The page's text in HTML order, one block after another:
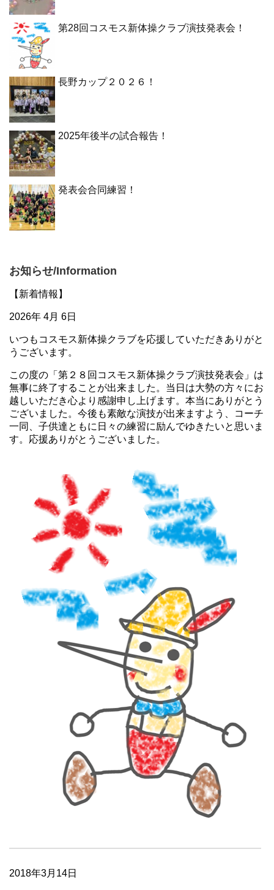
第28回コスモス新体操クラブ演技発表会！
長野カップ２０２６！
2025年後半の試合報告！
発表会合同練習！
お知らせ/Information
【新着情報】
2026年 4月 6日
いつもコスモス新体操クラブを応援していただきありがと
うございます。
この度の「第２８回コスモス新体操クラブ演技発表会」は
無事に終了することが出来ました。当日は大勢の方々にお
越しいただき心より感謝申し上げます。本当にありがとう
ございました。今後も素敵な演技が出来ますよう、コーチ
一同、子供達ともに日々の練習に励んでゆきたいと思いま
す。応援ありがとうございました。
2018年3月14日